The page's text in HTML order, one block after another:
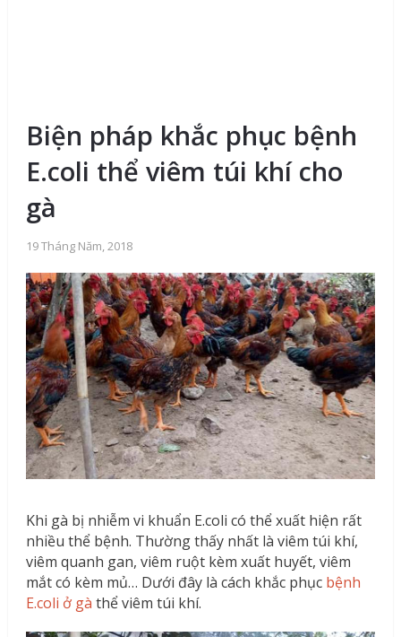
Biện pháp khắc phục bệnh
E.coli thể viêm túi khí cho
gà
19 Tháng Năm, 2018
Khi gà bị nhiễm vi khuẩn E.coli có thể xuất hiện rất
nhiều thể bệnh. Thường thấy nhất là viêm túi khí,
viêm quanh gan, viêm ruột kèm xuất huyết, viêm
mắt có kèm mủ… Dưới đây là cách khắc phục bệnh
E.coli ở gà thể viêm túi khí.